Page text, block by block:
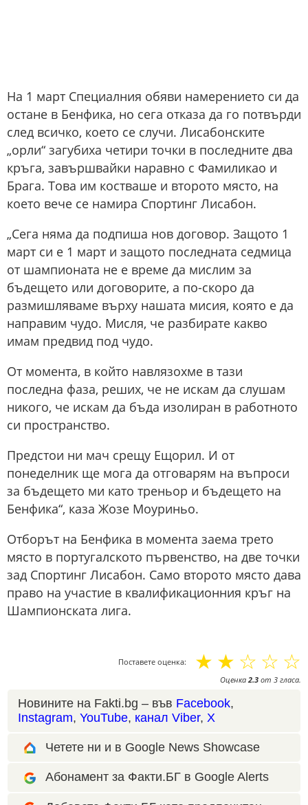
На 1 март Специалния обяви намерението си да
остане в Бенфика, но сега отказа да го потвърди
след всичко, което се случи. Лисабонските
„орли“ загубиха четири точки в последните два
кръга, завършвайки наравно с Фамиликао и
Брага. Това им костваше и второто място, на
което вече се намира Спортинг Лисабон.
„Сега няма да подпиша нов договор. Защото 1
март си е 1 март и защото последната седмица
от шампионата не е време да мислим за
бъдещето или договорите, а по-скоро да
размишляваме върху нашата мисия, която е да
направим чудо. Мисля, че разбирате какво
имам предвид под чудо.
От момента, в който навлязохме в тази
последна фаза, реших, че не искам да слушам
никого, че искам да бъда изолиран в работното
си пространство.
Предстои ни мач срещу Ещорил. И от
понеделник ще мога да отговарям на въпроси
за бъдещето ми като треньор и бъдещето на
Бенфика“, каза Жозе Моуриньо.
Отборът на Бенфика в момента заема трето
място в португалското първенство, на две точки
зад Спортинг Лисабон. Само второто място дава
право на участие в квалификационния кръг на
Шампионската лига.
Поставете оценка: ☆
☆
☆
☆
☆
Оценка2.3 от 3 гласа.
Новините на Fakti.bg – във Facebook,
Instagram, YouTube, канал Viber, X
Четете ни и в Google News Showcase
Абонамент за Факти.БГ в Google Alerts